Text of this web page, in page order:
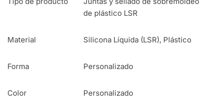
de plástico LSR
Material Silicona Líquida (LSR), Plástico
Forma Personalizado
Color Personalizado